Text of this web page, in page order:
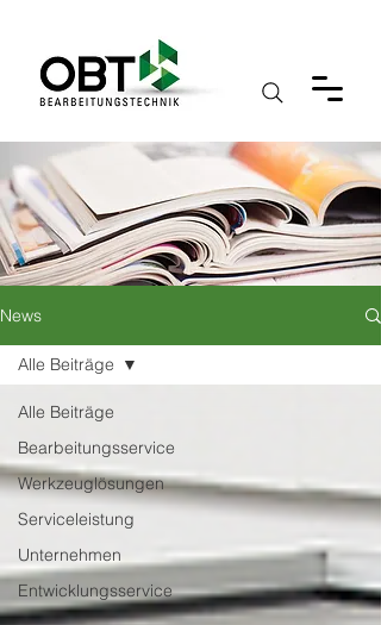
News
Alle Beiträge
Bearbeitungsservice
Werkzeuglösungen
Serviceleistung
Unternehmen
Entwicklungsservice
Alle Beiträge